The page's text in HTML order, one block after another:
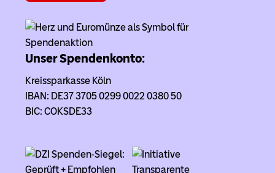
Unser Spendenkonto:
Kreissparkasse Köln
IBAN: DE37 3705 0299 0022 0380 50
BIC: COKSDE33